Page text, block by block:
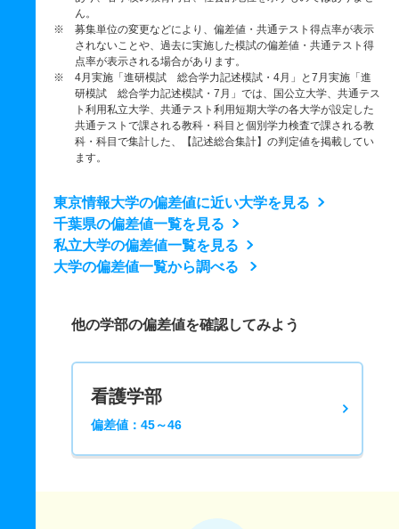
ん。
※ 募集単位の変更などにより、偏差値・共通テスト得点率が表示
されないことや、過去に実施した模試の偏差値・共通テスト得
点率が表示される場合があります。
※ 4月実施「進研模試 総合学力記述模試・4月」と7月実施「進
研模試 総合学力記述模試・7月」では、国公立大学、共通テス
ト利用私立大学、共通テスト利用短期大学の各大学が設定した
共通テストで課される教科・科目と個別学力検査で課される教
科・科目で集計した、【記述総合集計】の判定値を掲載してい
ます。
東京情報大学の偏差値に近い大学を見る
千葉県の偏差値一覧を見る
私立大学の偏差値一覧を見る
大学の偏差値一覧から調べる
他の学部の偏差値を確認してみよう
看護学部
偏差値：45～46